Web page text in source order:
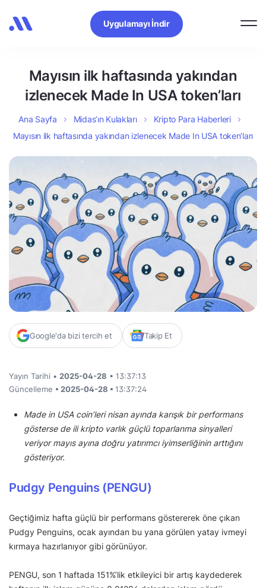
Uygulamayı İndir
Mayısın ilk haftasında yakından
izlenecek Made In USA token’ları
Ana Sayfa Midas’ın Kulakları
Kripto Para Haberleri
Mayısın ilk haftasında yakından izlenecek Made In USA token’ları
Google'da bizi tercih et Takip Et
Yayın Tarihi • 2025-04-28 • 13:37:13
Güncelleme • 2025-04-28 • 13:37:24
Made in USA coin’leri nisan ayında karışık bir performans
gösterse de ili kripto varlık güçlü toparlanma sinyalleri
veriyor mayıs ayına doğru yatırımcı iyimserliğinin arttığını
gösteriyor.
Pudgy Penguins (PENGU)
Geçtiğimiz hafta güçlü bir performans göstererek öne çıkan
Pudgy Penguins, ocak ayından bu yana görülen yatay ivmeyi
kırmaya hazırlanıyor gibi görünüyor.
PENGU, son 1 haftada 151%’lik etkileyici bir artış kaydederek